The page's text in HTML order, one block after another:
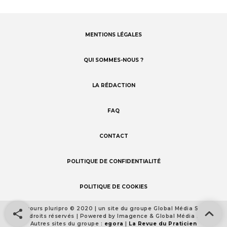
MENTIONS LÉGALES
QUI SOMMES-NOUS ?
LA RÉDACTION
FAQ
CONTACT
POLITIQUE DE CONFIDENTIALITÉ
POLITIQUE DE COOKIES
Footer
detail
Concours pluripro © 2020 | un site du groupe Global Média Santé
Tous droits réservés | Powered by Imagence & Global Média Santé
Autres sites du groupe : egora | La Revue du Praticien